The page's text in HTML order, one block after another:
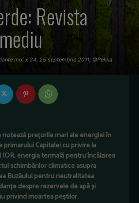
Revista
moi x 24, 25 septembrie 2011, ©Pekka
notează prețurile mari ale energiei în
primarului Capitalei cu privire la
energia termală pentru încălzirea
schimbărilor climatice asupra
Buzăului pentru neutralitatea
despre rezervele de apă și
privind moartea peștilor.